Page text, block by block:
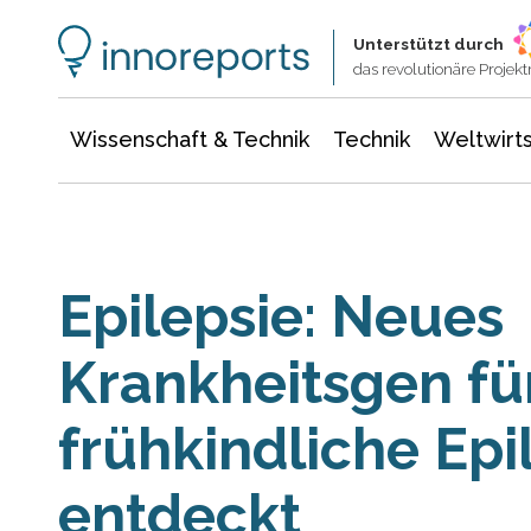
Unterstützt durch
das revolutionäre
Wissenschaft & Technik Technik
Epilepsie: Neues
Krankheitsgen
frühkindliche
entdeckt